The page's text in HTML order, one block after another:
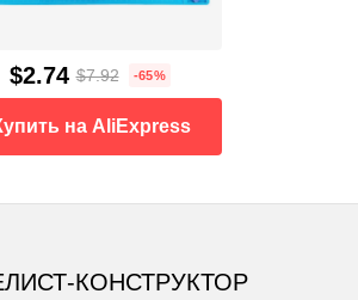
$2.74 $7.92 -65%
на AliExpress
КОНСТРУКТОР